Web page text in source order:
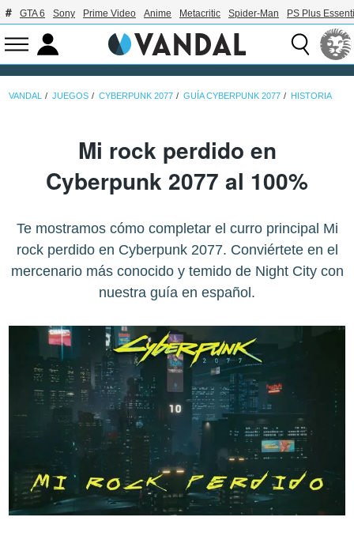
GTA 6 Sony Prime Video Anime Metacritic Spider-Man PS Plus
VANDAL JUEGOS CYBERPUNK 2077 GUÍA CYBERPUNK 2077 HISTORIA
Mi rock perdido en
Cyberpunk 2077 al 100%
Te mostramos cómo completar el curro principal Mi
rock perdido en Cyberpunk 2077. Conviértete en el
mercenario más conocido y temido de Night City con
nuestra guía en español.